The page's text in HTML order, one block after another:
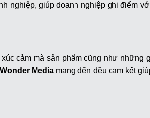
nghiệp, giúp doanh nghiệp ghi điểm
cảm mà sản phẩm cũng như những
Wonder Media mang đến đều cam kết